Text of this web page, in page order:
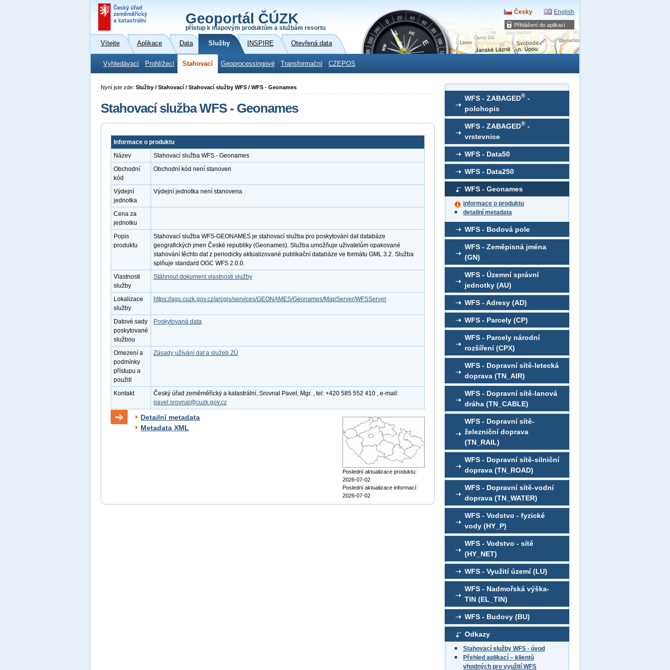
Přihlášení do aplikací
Geoportál ČÚZK
přístup k mapovým produktům a službám resortu
Česky English
Vítejte Aplikace Data Služby INSPIRE Otevřená data
Vyhledávací Prohlížecí Stahovací Geoprocessingové Transformační CZEPOS
WFS - ZABAGED® -
polohopis
WFS - ZABAGED® -
vrstevnice
WFS - Data50
WFS - Data250
WFS - Geonames
informace o produktu
detailní metadata
WFS - Bodová pole
WFS - Zeměpisná jména
(GN)
WFS - Územní správní
jednotky (AU)
WFS - Adresy (AD)
WFS - Parcely (CP)
WFS - Parcely národní
rozšíření (CPX)
WFS - Dopravní sítě-letecká
doprava (TN_AIR)
WFS - Dopravní sítě-lanová
dráha (TN_CABLE)
WFS - Dopravní sítě-
železniční doprava
(TN_RAIL)
WFS - Dopravní sítě-silniční
doprava (TN_ROAD)
WFS - Dopravní sítě-vodní
doprava (TN_WATER)
WFS - Vodstvo - fyzické
vody (HY_P)
WFS - Vodstvo - sítě
(HY_NET)
WFS - Využití území (LU)
WFS - Nadmořská výška-
TIN (EL_TIN)
WFS - Budovy (BU)
Odkazy
Stahovací služby WFS - úvod
Přehled aplikací – klientů
vhodných pro využití WFS
Nyní jste zde: Služby / Stahovací / Stahovací služby WFS / WFS - Geonames
Stahovací služba WFS - Geonames
Informace o produktu
Název
Stahovací služba WFS - Geonames
Obchodní
kód
Obchodní kód není stanoven
Výdejní
jednotka
Výdejní jednotka není stanovena
Cena za
jednotku
Popis
produktu
Stahovací služba WFS-GEONAMES je stahovací služba pro poskytování dat databáze
geografických jmen České republiky (Geonames). Služba umožňuje uživatelům opakované
stahování těchto dat z periodicky aktualizované publikační databáze ve formátu GML 3.2. Služba
splňuje standard OGC WFS 2.0.0.
Vlastnosti
služby
Stáhnout dokument vlastnosti služby
Lokalizace
služby
https://ags.cuzk.gov.cz/arcgis/services/GEONAMES/Geonames/MapServer/WFSServer
Datové sady
poskytované
službou
Poskytovaná data
Omezení a
podmínky
přístupu a
použití
Zásady užívání dat a služeb ZÚ
Kontakt
Český úřad zeměměřický a katastrální, Srovnal Pavel, Mgr. , tel: +420 585 552 410 , e-mail:
pavel.srovnal@cuzk.gov.cz
Detailní metadata
Metadata XML
Poslední aktualizace produktu:
2026-07-02
Poslední aktualizace informací:
2026-07-02